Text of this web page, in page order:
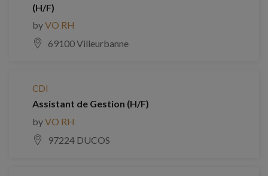
(H/F)
byVO RH
69100 Villeurbanne
CDI
Assistant de Gestion (H/F)
byVO RH
97224 DUCOS